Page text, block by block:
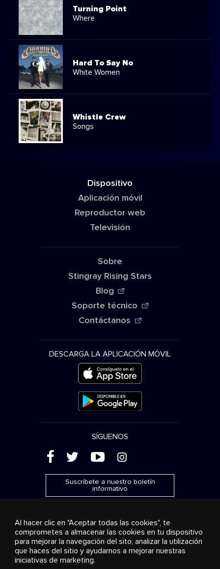
Turning Point
Where
Hard To Say No
White Women
Whistle Crew
Songs
Dispositivo
Aplicación móvil
Reproductor web
Televisión
Sobre
Stingray Rising Stars
Blog
Soporte técnico
Contáctanos
DESCARGA LA APLICACIÓN MÓVIL
SÍGUENOS
( ' + &
Suscríbete a nuestro boletín
informativo
Publicidad Transmisión y distribución
Productos de
consumo
Soluciones empresariales Radio
Sobre
nosotros
Al hacer clic en "Aceptar todas las cookies", te
comprometes a almacenar las cookies en tu dispositivo
para mejorar la navegación del sito, analizar la utilización
que haces del sitio y ayudarnos a mejorar nuestras
iniciativas de marketing.